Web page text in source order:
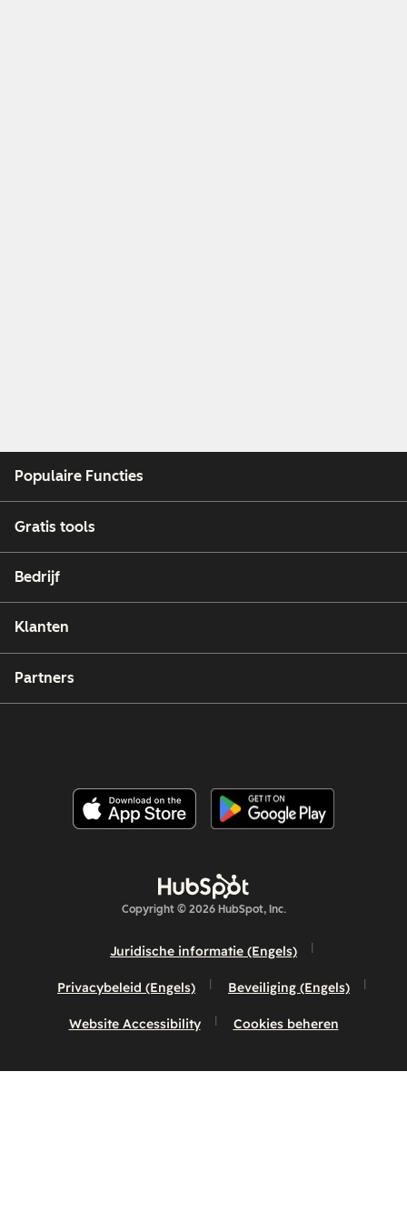
Populaire Functies
Gratis tools
Bedrijf
Klanten
Partners
Copyright © 2026 HubSpot, Inc.
Juridische informatie (Engels)
Privacybeleid (Engels) Beveiliging (Engels)
Website Accessibility Cookies beheren